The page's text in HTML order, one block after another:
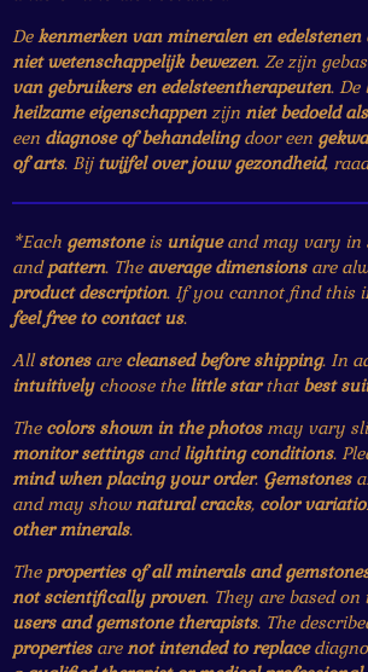
Dekenmerken van mineralen en edelstenen
niet wetenschappelijk bewezen. Ze zijn
van gebruikers en edelsteentherapeuten. De
heilzame eigenschappenzijn niet bedoeld
een diagnose of behandelingdoor een
of arts. Bijtwijfel over jouw gezondheid,
*Each gemstoneis uniqueand may vary in
andpattern. The average dimensionsare
product description. If you cannot find this
feel free to contact us.
Allstonesare cleansed before shipping. In
intuitivelychoose the little starthat best
The colors shown in the photosmay vary
monitor settingsandlighting conditions.
mind when placing your order. Gemstones
and may shownatural cracks, color
other minerals.
The properties of all minerals and
not scientifically proven. They are based on
users and gemstone therapists. The
propertiesarenot intended to replace